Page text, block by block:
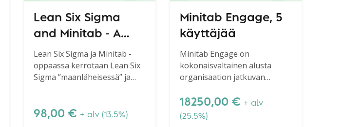
Lean Six Sigma
and Minitab - A
Complete Toolbox
Guide for all Lean
Six Sigma
Edition
Lean Six Sigma ja Minitab -
oppaassa kerrotaan Lean Six
Sigma ”maanläheisessä” ja
Minitab-ohjeita ja
98,00 € + alv (13.5%)
Minitab Engage, 5
käyttäjää
Minitab Engage on
kokonaisvaltainen alusta
organisaation jatkuvan
hallintaan.
18250,00 € + alv
(25.5%)